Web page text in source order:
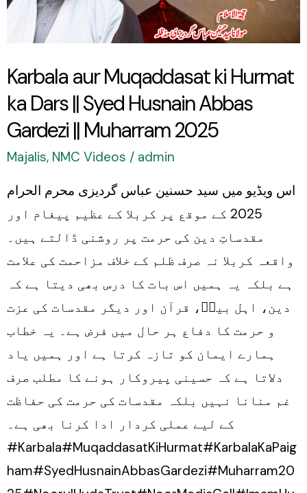
Karbala aur Muqaddasat ki Hurmat
ka Dars || Syed Husnain Abbas
Gardezi || Muharram 2025
Majalis, NMC Videos / admin
اس ویڈیو میں سید حسنین عباس گردیزی محرم الحرام
2025 کے موقع پر کربلا کے عظیم پیغام اور
مقدساتِ دین کی حرمت پر روشنی ڈالتے ہیں۔
واقعہ کربلا نہ صرف ظلم کے خلاف مزاحمت کی علامت
ہے بلکہ یہ ہمیں اس بات کا درس بھی دیتا ہے کہ
دین، اہل بیتؑ، قرآن اور دیگر مقدسات کی عزت
و حرمت کا دفاع ہر حال میں فرض ہے۔ یہ خطاب
ہمارے ایمان کو تازہ کرتا ہے اور ہمیں یاد
دلاتا ہے کہ حسینی پیروکار ہونے کا مطلب صرف
غم منانا نہیں بلکہ مقدسات کی حرمت کی حفاظت
کے لیے عملی کردار ادا کرنا بھی ہے۔
#Karbala#MuqaddasatKiHurmat#KarbalaKaPaig
ham#SyedHusnainAbbasGardezi#Muharram20
ka
Syed
Husnain
Abbas
Muharram
2025